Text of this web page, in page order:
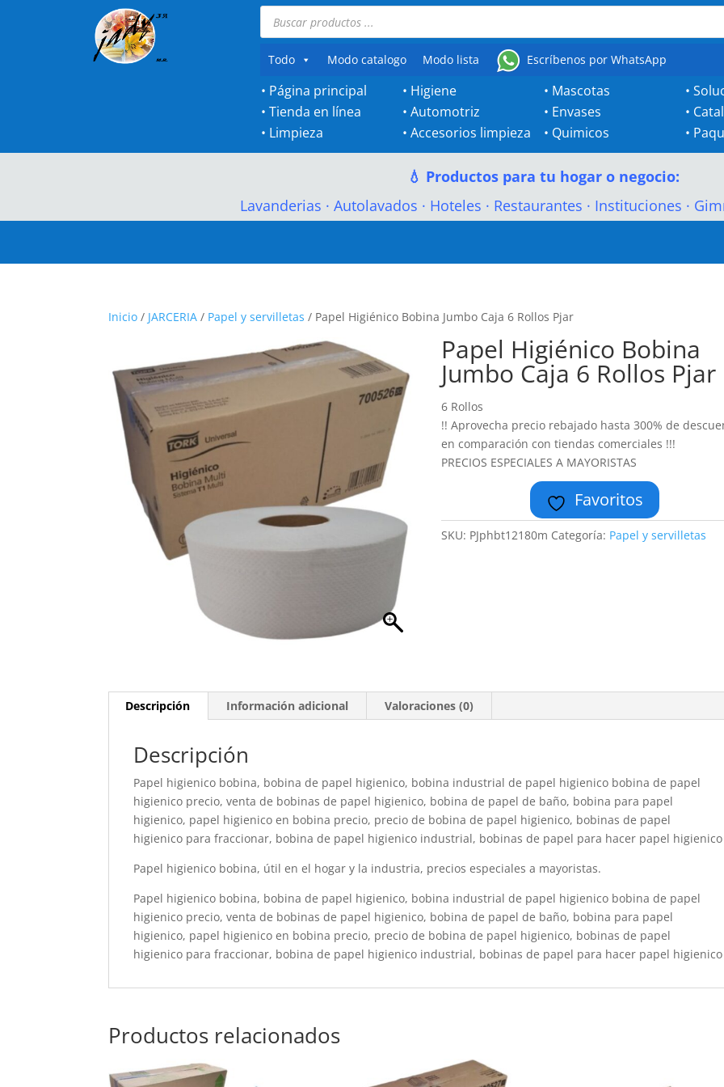
Búsqueda
productos
Todo
Modo catalogo Modo lista Escríbenos por WhatsApp
• Página principal
•Tienda en línea
• Limpieza
• Higiene
•Automotriz
•Accesorios limpieza
• Mascotas
• Envases
• Quimicos
•
•
•
💧 Productos para tu hogar o negocio:
Lavanderias · Autolavados · Hoteles · Restaurantes · Instituciones ·
Inicio / JARCERIA / Papel y servilletas / Papel Higiénico Bobina Jumbo Caja 6 Rollos Pjar
Papel Higiénico Bobina
Jumbo Caja 6 Rollos Pjar
6 Rollos
!! Aprovecha precio rebajado hasta 300% de
en comparación con tiendas comerciales !!!
PRECIOS ESPECIALES A MAYORISTAS
Favoritos
SKU: PJphbt12180m Categoría: Papel y servilletas
Descripción Información adicional Valoraciones (0)
Descripción
Papel higienico bobina, bobina de papel higienico, bobina industrial de papel higienico bobina de papel
higienico precio, venta de bobinas de papel higienico, bobina de papel de baño, bobina para papel
higienico, papel higienico en bobina precio, precio de bobina de papel higienico, bobinas de papel
higienico para fraccionar, bobina de papel higienico industrial, bobinas de papel para hacer papel higienico
Papel higienico bobina, útil en el hogar y la industria, precios especiales a mayoristas.
Papel higienico bobina, bobina de papel higienico, bobina industrial de papel higienico bobina de papel
higienico precio, venta de bobinas de papel higienico, bobina de papel de baño, bobina para papel
higienico, papel higienico en bobina precio, precio de bobina de papel higienico, bobinas de papel
higienico para fraccionar, bobina de papel higienico industrial, bobinas de papel para hacer papel higienico
Productos relacionados